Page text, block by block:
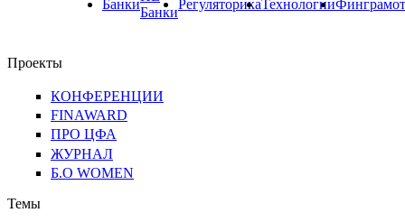
Банки
Банки
РегуляторикаТехнологии
Проекты
КОНФЕРЕНЦИИ
FINAWARD
ПРО ЦФА
ЖУРНАЛ
Б.О WOMEN
Темы